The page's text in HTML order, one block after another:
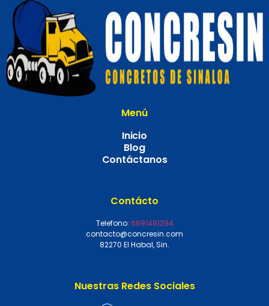
Menú
Inicio
Blog
Contáctanos
Contácto
Telefono: 6691481294
contacto@concresin.com
82270 El Habal, Sin.
Nuestras Redes Sociales